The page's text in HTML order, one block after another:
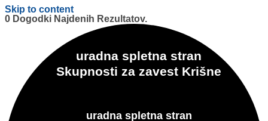
Skip to content
uradna spletna stran
Skupnosti za zavest Krišne
uradna spletna stran
0 Dogodki Najdenih Rezultatov.